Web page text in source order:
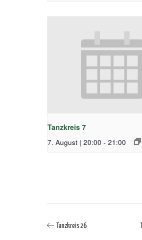
Tanzkreis 7
7. August | 20:00 - 21:00
Tanzkreis 26